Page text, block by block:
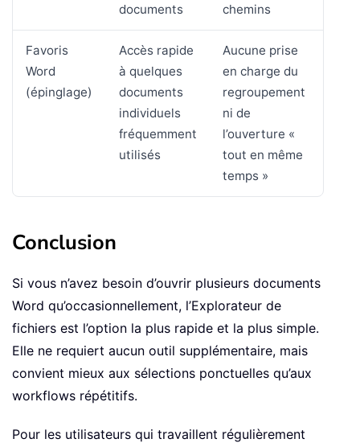
documents
chemins
Favoris
Word
(épinglage)
Accès rapide
à quelques
documents
individuels
fréquemment
utilisés
Aucune prise
en charge du
regroupement
ni de
l’ouverture «
tout en même
temps »
Conclusion
Si vous n’avez besoin d’ouvrir plusieurs documents
Word qu’occasionnellement, l’Explorateur de
fichiers est l’option la plus rapide et la plus simple.
Elle ne requiert aucun outil supplémentaire, mais
convient mieux aux sélections ponctuelles qu’aux
workflows répétitifs.
Pour les utilisateurs qui travaillent régulièrement